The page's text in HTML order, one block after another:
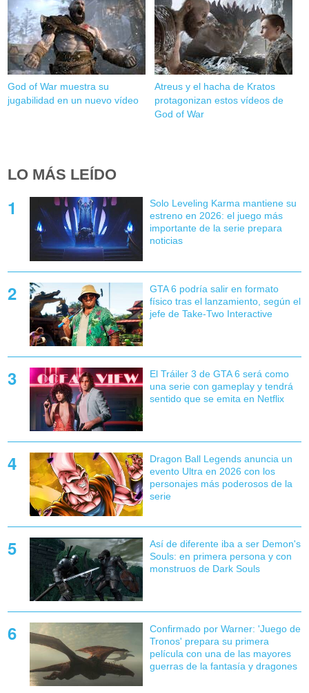
God of War muestra su
jugabilidad en un nuevo vídeo
Atreus y el hacha de Kratos
protagonizan estos vídeos de
God of War
LO MÁS LEÍDO
Solo Leveling Karma mantiene su
estreno en 2026: el juego más
importante de la serie prepara
noticias
GTA 6 podría salir en formato
físico tras el lanzamiento, según el
jefe de Take-Two Interactive
El Tráiler 3 de GTA 6 será como
una serie con gameplay y tendrá
sentido que se emita en Netflix
Dragon Ball Legends anuncia un
evento Ultra en 2026 con los
personajes más poderosos de la
serie
Así de diferente iba a ser Demon's
Souls: en primera persona y con
monstruos de Dark Souls
Confirmado por Warner: 'Juego de
Tronos' prepara su primera
película con una de las mayores
guerras de la fantasía y dragones